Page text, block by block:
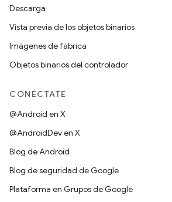
Descarga
Vista previa de los objetos binarios
Imágenes de fábrica
Objetos binarios del controlador
CONÉCTATE
@Android en X
@AndroidDev en X
Blog de Android
Blog de seguridad de Google
Plataforma en Grupos de Google